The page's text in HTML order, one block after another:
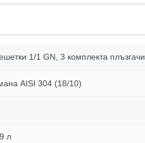
1/1 GN, 3 комплекта плъзгачи
AISI 304 (18/10)
л